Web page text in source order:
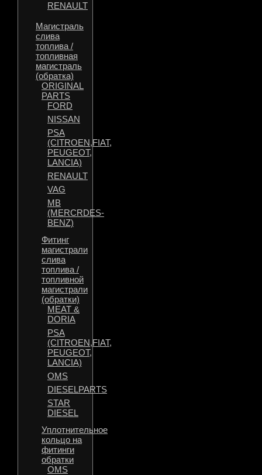
RENAULT
Магистраль
слива
топлива /
топливная
магистраль
(обратка)
ORIGINAL
PARTS
FORD
NISSAN
PSA
(CITROEN,FIAT,
PEUGEOT,
LANCIA)
RENAULT
VAG
MB
(MERCRDES-
BENZ)
Фитинг
магистрали
слива
топлива /
топливной
магистрали
(обратки)
MEAT &
DORIA
PSA
(CITROEN,FIAT,
PEUGEOT,
LANCIA)
OMS
DIESELPARTS
STAR
DIESEL
Уплотнительное
кольцо на
фитинги
обратки
OMS